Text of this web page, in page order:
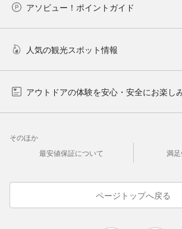
アソビュー！ポイントガイド
人気の観光スポット情報
アウトドアの体験を安心・安全にお楽し
そのほか
最安値保証について
満
ページトップへ戻る